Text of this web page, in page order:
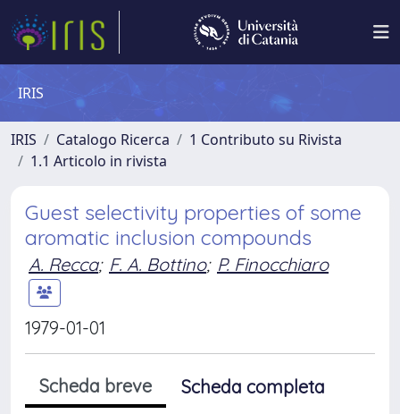
IRIS
IRIS Catalogo Ricerca
1 Contributo su Rivista
1.1 Articolo in rivista
Guest selectivity properties of some
aromatic inclusion compounds
A. Recca; F. A. Bottino; P. Finocchiaro
1979-01-01
Scheda breve
Scheda completa